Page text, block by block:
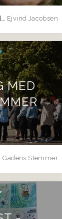
Ejvind Jacobsen
MED
Gadens Stemmer